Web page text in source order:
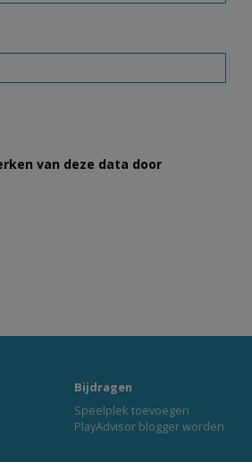
van deze data door
Bijdragen
Speelplek toevoegen
PlayAdvisor blogger worden